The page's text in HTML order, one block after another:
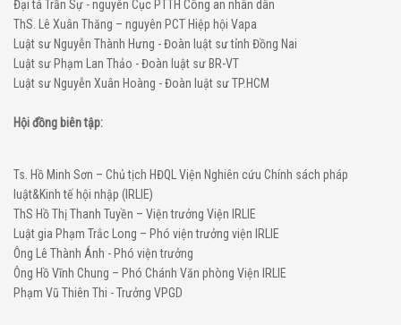
Đại tá Trần Sự - nguyên Cục PTTH Công an nhân dân
ThS. Lê Xuân Thăng – nguyên PCT Hiệp hội Vapa
Luật sư Nguyễn Thành Hưng - Đoàn luật sư tỉnh Đồng Nai
Luật sư Phạm Lan Thảo - Đoàn luật sư BR-VT
Luật sư Nguyễn Xuân Hoàng - Đoàn luật sư TP.HCM
Hội đồng biên tập:
Ts. Hồ Minh Sơn – Chủ tịch HĐQL Viện Nghiên cứu Chính sách pháp
luật&Kinh tế hội nhập (IRLIE)
ThS Hồ Thị Thanh Tuyền – Viện trưởng Viện IRLIE
Luật gia Phạm Trắc Long – Phó viện trưởng viện IRLIE
Ông Lê Thành Ánh - Phó viện trưởng
Ông Hồ Vĩnh Chung – Phó Chánh Văn phòng Viện IRLIE
Phạm Vũ Thiên Thi - Trưởng VPGD